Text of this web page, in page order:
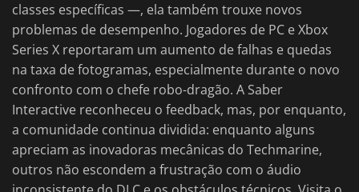
classes específicas —, ela também trouxe novos
problemas de desempenho. Jogadores de PC e Xbox
Series X reportaram um aumento de falhas e quedas
na taxa de fotogramas, especialmente durante o novo
confronto com o chefe robo-dragão. A Saber
Interactive reconheceu o feedback, mas, por enquanto,
a comunidade continua dividida: enquanto alguns
apreciam as inovadoras mecânicas do Techmarine,
outros não escondem a frustração com o áudio